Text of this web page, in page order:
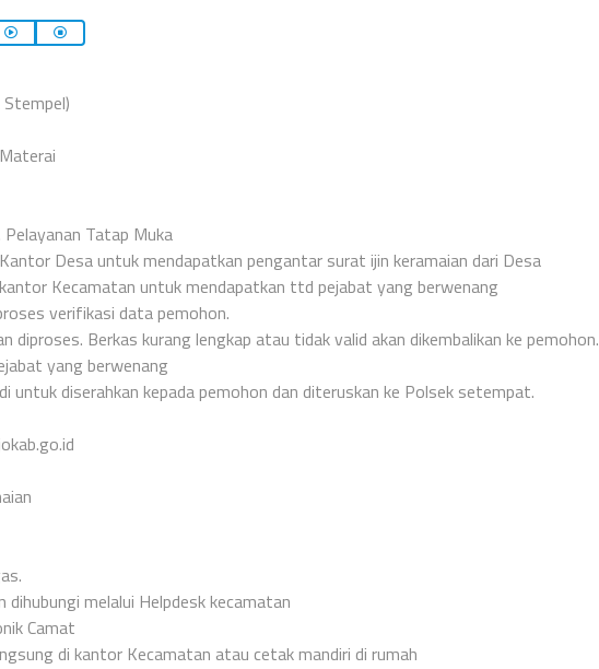
Tatap Muka
Desa untuk mendapatkan pengantar surat ijin keramaian dari Desa
Kecamatan untuk mendapatkan ttd pejabat yang berwenang
verifikasi data pemohon.
diproses. Berkas kurang lengkap atau tidak valid akan dikembalikan ke pemohon.
yang berwenang
untuk diserahkan kepada pemohon dan diteruskan ke Polsek setempat.
melalui Helpdesk kecamatan
Camat
di kantor Kecamatan atau cetak mandiri di rumah